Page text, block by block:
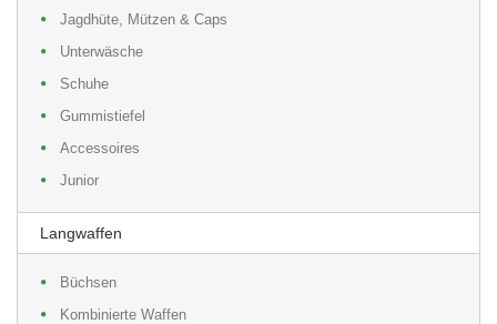
Jagdhüte, Mützen & Caps
Unterwäsche
Schuhe
Gummistiefel
Accessoires
Junior
Langwaffen
Büchsen
Kombinierte Waffen